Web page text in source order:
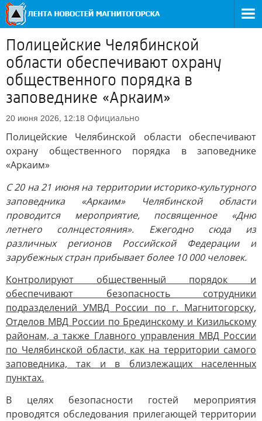
Полицейские Челябинской
области обеспечивают охрану
общественного порядка в
заповеднике «Аркаим»
20 июня 2026, 12:18 Официально
Полицейские Челябинской области обеспечивают
охрану общественного порядка в заповеднике
«Аркаим»
С 20 на 21 июня на территории историко-культурного
заповедника «Аркаим» Челябинской области
проводится мероприятие, посвященное «Дню
летнего солнцестояния». Ежегодно сюда из
различных регионов Российской Федерации и
зарубежных стран прибывает более 10 000 человек.
Контролируют общественный порядок и
обеспечивают безопасность сотрудники
подразделений УМВД России по г. Магнитогорску,
Отделов МВД России по Брединскому и Кизильскому
районам, а также Главного управления МВД России
по Челябинской области, как на территории самого
заповедника, так и в близлежащих населенных
пунктах.
В целях безопасности гостей мероприятия
проводятся обследования прилегающей территории